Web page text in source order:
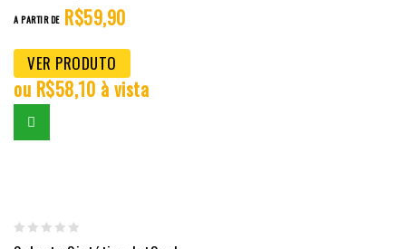
A PARTIR DE R$59,90
VER PRODUTO
ou R$58,10 à vista